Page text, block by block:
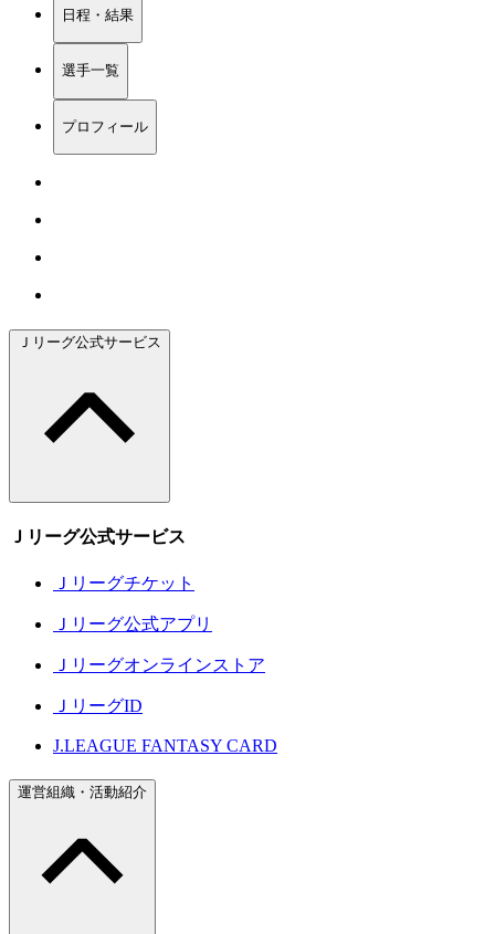
日程・結果
選手一覧
プロフィール
Ｊリーグ公式サービス
Ｊリーグ公式サービス
Ｊリーグチケット
Ｊリーグ公式アプリ
Ｊリーグオンラインストア
ＪリーグID
J.LEAGUE FANTASY CARD
運営組織・活動紹介